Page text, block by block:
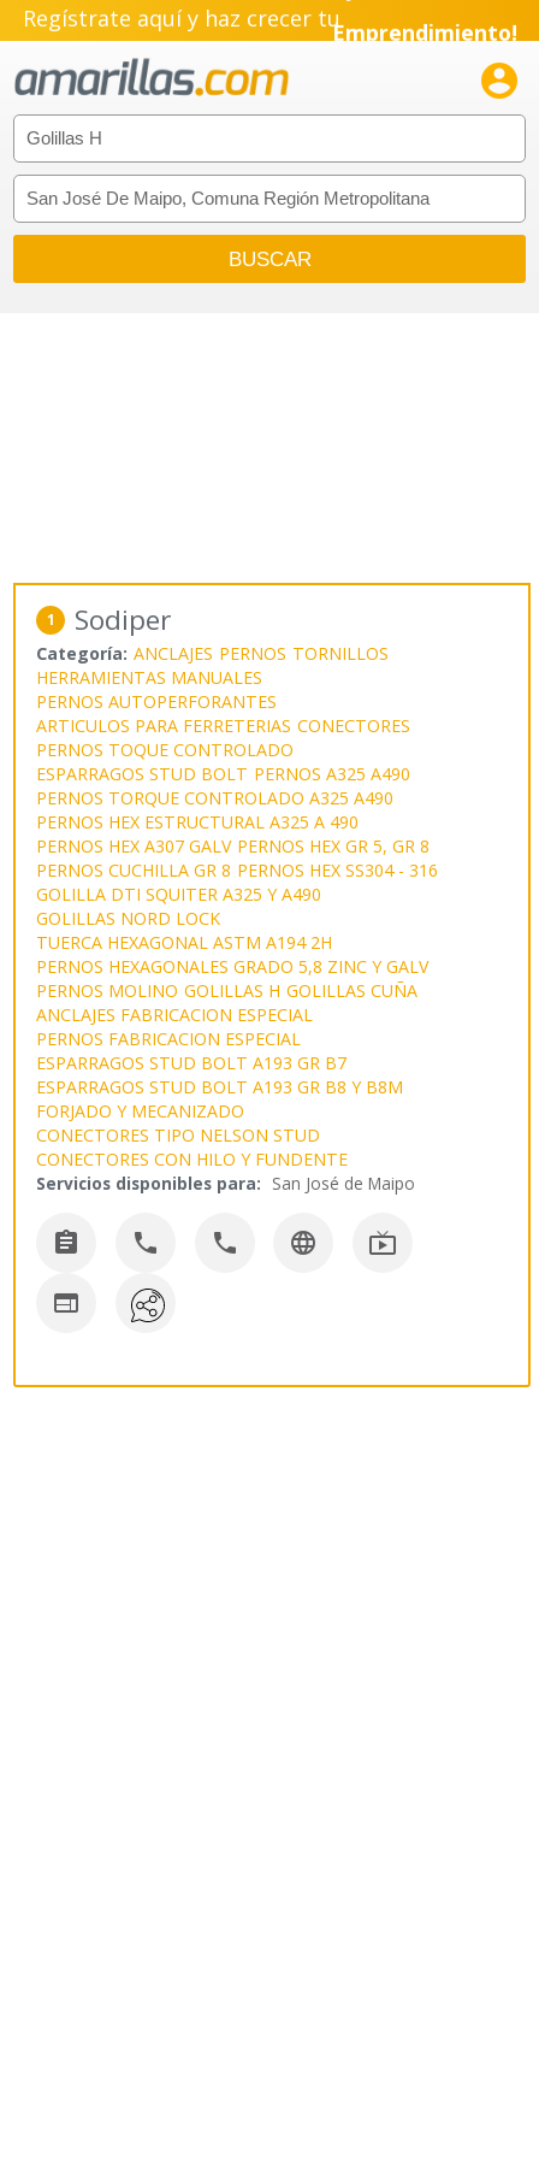
Regístrate aquí y haz crecer tuEmprendimiento!

1 Sodiper
Categoría: ANCLAJES PERNOS TORNILLOS
HERRAMIENTAS MANUALES
PERNOS AUTOPERFORANTES
ARTICULOS PARA FERRETERIAS CONECTORES
PERNOS TOQUE CONTROLADO
ESPARRAGOS STUD BOLT PERNOS A325 A490
PERNOS TORQUE CONTROLADO A325 A490
PERNOS HEX ESTRUCTURAL A325 A 490
PERNOS HEX A307 GALV PERNOS HEX GR 5, GR 8
PERNOS CUCHILLA GR 8 PERNOS HEX SS304 - 316
GOLILLA DTI SQUITER A325 Y A490
GOLILLAS NORD LOCK
TUERCA HEXAGONAL ASTM A194 2H
PERNOS HEXAGONALES GRADO 5,8 ZINC Y GALV
PERNOS MOLINO GOLILLAS H GOLILLAS CUÑA
ANCLAJES FABRICACION ESPECIAL
PERNOS FABRICACION ESPECIAL
ESPARRAGOS STUD BOLT A193 GR B7
ESPARRAGOS STUD BOLT A193 GR B8 Y B8M
FORJADO Y MECANIZADO
CONECTORES TIPO NELSON STUD
CONECTORES CON HILO Y FUNDENTE
Servicios disponibles para: San José de Maipo
    
